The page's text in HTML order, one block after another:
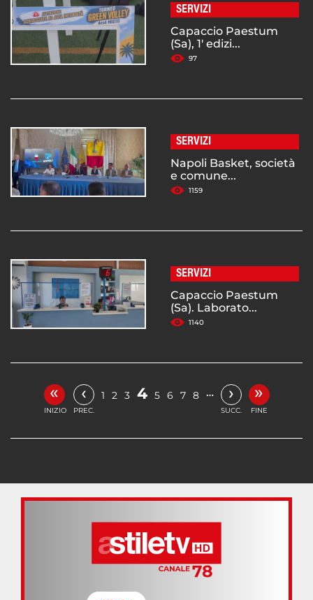
SERVIZI
Capaccio Paestum
(Sa), 1' edizi...
97
SERVIZI
Napoli Basket, società
e comune...
1159
SERVIZI
Capaccio Paestum
(Sa). Laborato...
1140
«
INIZIO
‹
PREC.
1 2 3 4 5 6 7 8 … ›
SUCC.
»
FINE